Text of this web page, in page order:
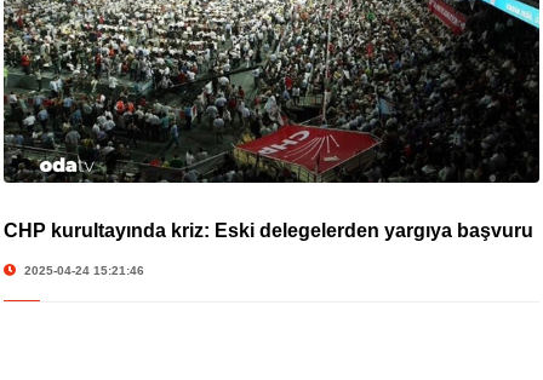
CHP kurultayında kriz: Eski delegelerden yargıya başvuru
2025-04-24 15:21:46